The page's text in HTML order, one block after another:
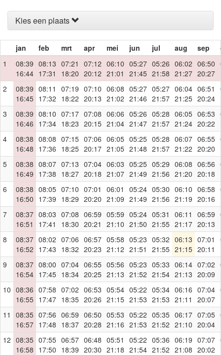
Kies een plaats
jan feb mrt apr mei jun jul aug sep
1
08:39
16:44
08:13
17:31
07:21
18:20
07:12
20:12
06:10
21:01
05:27
21:45
05:26
21:58
06:02
21:27
06:50
20:27
2
08:39
16:45
08:11
17:32
07:19
18:22
07:10
20:13
06:08
21:02
05:27
21:46
05:27
21:57
06:04
21:25
06:51
20:24
3
08:39
16:46
08:10
17:34
07:17
18:23
07:08
20:15
06:06
21:04
05:26
21:47
05:28
21:57
06:05
21:24
06:53
20:22
4
08:38
16:48
08:08
17:36
07:15
18:25
07:06
20:17
06:05
21:05
05:25
21:48
05:28
21:57
06:07
21:22
06:55
20:20
5
08:38
16:49
08:07
17:38
07:13
18:27
07:04
20:18
06:03
21:07
05:25
21:49
05:29
21:56
06:08
21:20
06:56
20:18
6
08:38
16:50
08:05
17:39
07:10
18:29
07:01
20:20
06:01
21:09
05:24
21:49
05:30
21:56
06:10
21:19
06:58
20:16
7
08:37
16:51
08:03
17:41
07:08
18:30
06:59
20:21
05:59
21:10
05:24
21:50
05:31
21:55
06:11
21:17
06:59
20:13
8
08:37
16:52
08:02
17:43
07:06
18:32
06:57
20:23
05:58
21:12
05:23
21:51
05:32
21:55
06:13
21:15
07:01
20:11
9
08:37
16:54
08:00
17:45
07:04
18:34
06:55
20:25
05:56
21:13
05:23
21:52
05:33
21:54
06:14
21:13
07:02
20:09
10 08:36
16:55
07:58
17:47
07:02
18:35
06:53
20:26
05:54
21:15
05:22
21:53
05:34
21:53
06:16
21:11
07:04
20:07
11
08:35
16:57
07:56
17:48
06:59
18:37
06:50
20:28
05:53
21:16
05:22
21:53
05:35
21:52
06:17
21:10
07:05
20:04
12 08:35
16:58
07:55
17:50
06:57
18:39
06:48
20:30
05:51
21:18
05:22
21:54
05:36
21:52
06:19
21:08
07:07
20:02